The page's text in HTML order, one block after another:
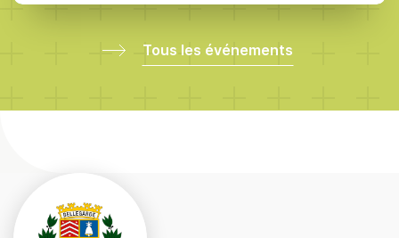
Tous les événements